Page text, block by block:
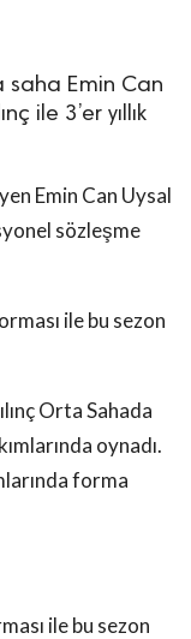
saha Emin Can
ile 3’er yıllık
Emin Can Uysal
sözleşme
ile bu sezon
Orta Sahada
oynadı.
forma
ile bu sezon